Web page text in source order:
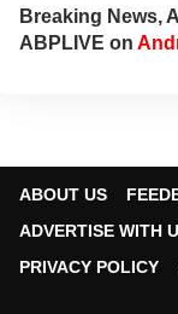
Breaking News,
ABPLIVE on
ABOUT US
ADVERTISE WITH
PRIVACY POLICY